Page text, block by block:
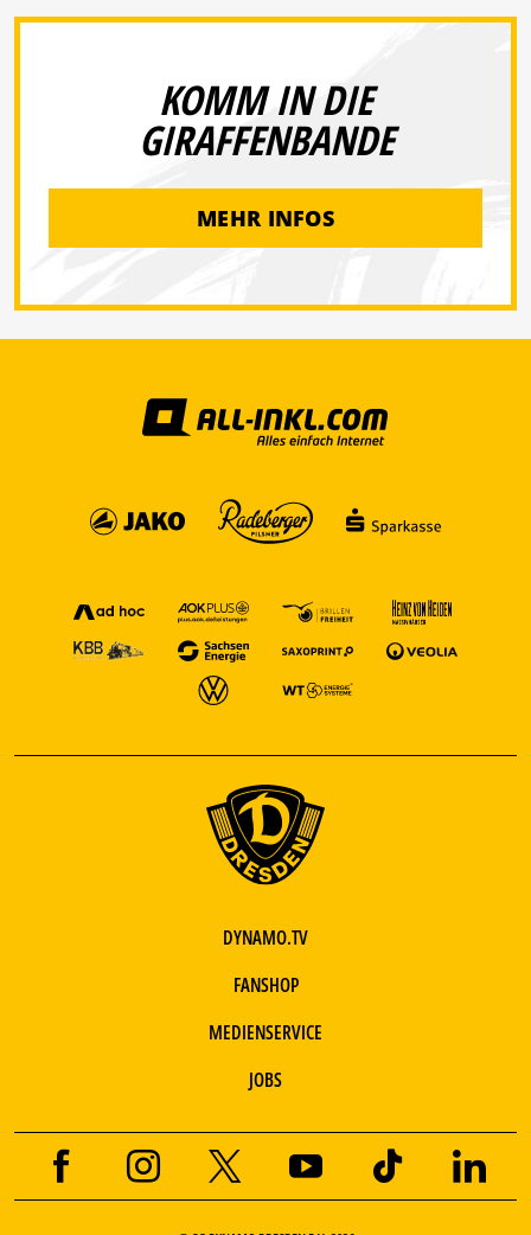
KOMM IN DIE
GIRAFFENBANDE
MEHR INFOS
DYNAMO.TV
FANSHOP
MEDIENSERVICE
JOBS